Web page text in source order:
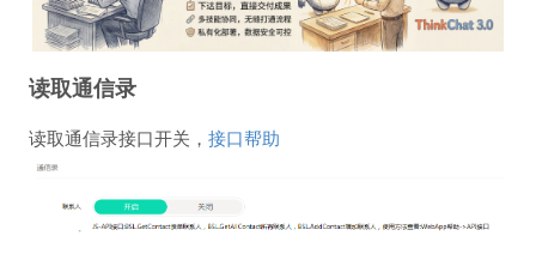
读取通信录
读取通信录接口开关， 接口帮助